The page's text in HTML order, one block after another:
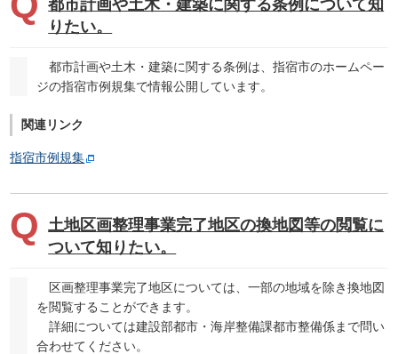
都市計画や土木・建築に関する条例について知
りたい。
都市計画や土木・建築に関する条例は、指宿市のホームペー
ジの指宿市例規集で情報公開しています。
関連リンク
指宿市例規集
土地区画整理事業完了地区の換地図等の閲覧に
ついて知りたい。
区画整理事業完了地区については、一部の地域を除き換地図
を閲覧することができます。
詳細については建設部都市・海岸整備課都市整備係まで問い
合わせてください。